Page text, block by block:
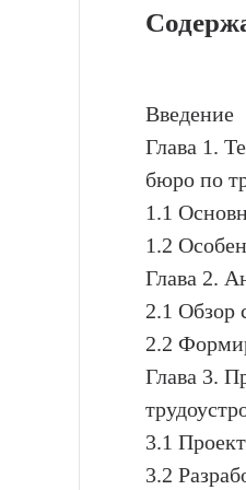
Введение
Глава 1.
бюро по
1.1
1.2
Глава 2.
2.1 Обзор
2.2
Глава 3.
3.1
3.2